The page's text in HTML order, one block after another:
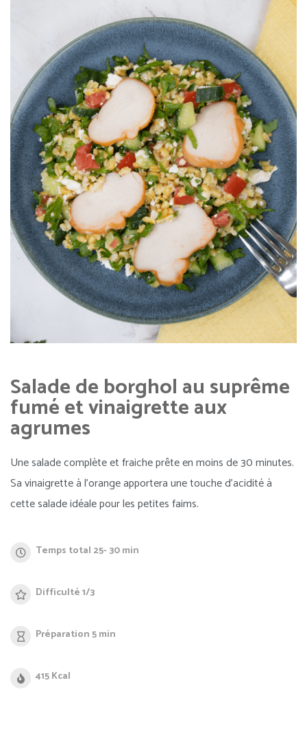
Salade de borghol au suprême
fumé et vinaigrette aux
agrumes
Une salade complète et fraiche prête en moins de 30 minutes.
Sa vinaigrette à l’orange apportera une touche d’acidité à
cette salade idéale pour les petites faims.
Temps total 25- 30 min
Difficulté 1/3
Préparation 5 min
415 Kcal